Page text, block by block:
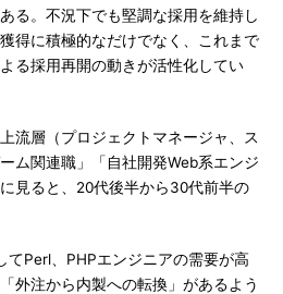
る。不況下でも堅調な採用を維持し
得に積極的なだけでなく、これまで
る採用再開の動きが活性化してい
流層（プロジェクトマネージャ、ス
ム関連職」「自社開発Web系エンジ
見ると、20代後半から30代前半の
Perl、PHPエンジニアの需要が高
外注から内製への転換」があるよう